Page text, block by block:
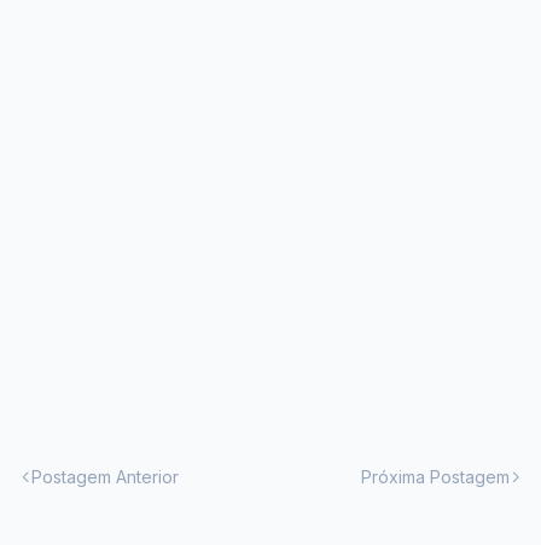
Postagem Anterior Próxima Postagem